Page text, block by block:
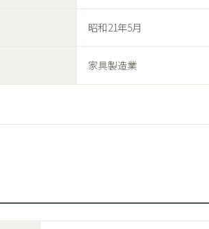
昭和21年5月
家具製造業